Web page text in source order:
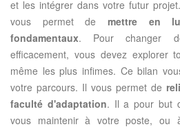
et les intégrer dans votre futur
vous permet de mettre en
fondamentaux. Pour changer
efficacement, vous devez explorer
même les plus infimes. Ce bilan
votre parcours. Il vous permet de
faculté d'adaptation. Il a pour but
vous maintenir à votre poste, ou